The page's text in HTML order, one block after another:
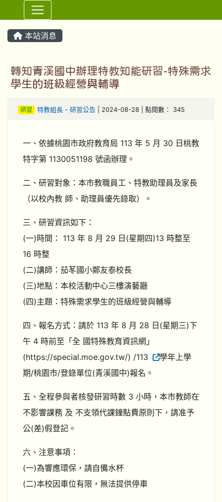
⏸
本站消息
轉知青溪國中辦理特教知能研習-特殊需求
學生的班級經營與輔導
研習 特教組長- 研習公告 | 2024-08-28 | 點閱數： 345
一、依據桃園市政府教育局 113 年 5 月 30 日桃教
特字第 1130051198 號函辦理。
二、研習對象：本市教職員工、特教助理員及家長
（以校內教 師、助理員優先錄取）。
三、研習資訊如下：
(一)時間： 113 年 8 月 29 日(星期四)13 時整至
16 時整
(二)講師：茄苳國小鄭友泰校長
(三)地點：本校活動中心三樓演藝廳
(四)主題：特殊需求學生的班級經營與輔導
四、報名方式：請於 113 年 8 月 28 日(星期三)下
午 4 時前至「全 國特殊教育資訊網」
(https://special.moe.gov.tw/) /113
學年上學
期/桃園市/登錄單位(青溪國中)報名。
五、全程參與者核發研習時數 3 小時，本市教師在
不影響課務 及 不支領代課鐘點費原則下，請准予
公(差)假登記。
六、注意事項：
(一)為響應環保，請自備水杯
(二)本校因車位有限，無法提供停車